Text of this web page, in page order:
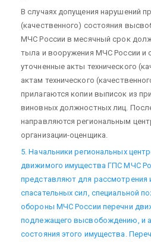
В случаях допущения нарушений
(качественного) состояния
МЧС России в месячный срок
тыла и вооружения МЧС России и
уточненные акты технического
актам технического
прилагаются копии выписок из
виновных должностных лиц.
направляются региональным
организации-оценщика.
5. Начальники региональных
движимого имущества ГПС МЧС
представляют для рассмотрения
спасательных сил, специальной
обороны МЧС России перечни
подлежащего высвобождению, и
состояния этого имущества.